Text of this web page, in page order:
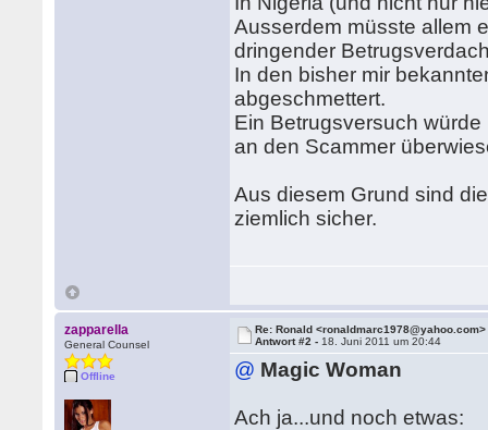
Ausserdem müsste allem
dringender
In den bisher mir
abgeschmettert.
Ein Betrugsversuch
an den Scammer
Aus diesem Grund sind
ziemlich sicher.
zapparella
General Counsel
Offline
Re: Ronald <ronaldmarc1978@yahoo.com>
Antwort #2 - 18. Juni 2011 um 20:44
@ Magic Woman
Ach ja...und noch etwas: